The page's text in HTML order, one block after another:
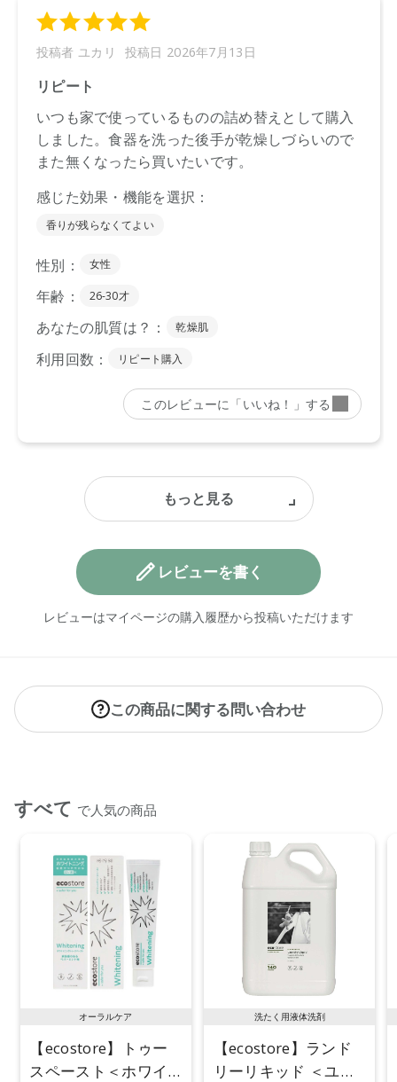
レビューを書く
レビューはマイページの購入履歴から投稿いただけます
この商品に関する問い合わせ
すべて で人気の商品
オーラルケア
【ecostore】トゥー
スペースト＜ホワイ
洗たく用液体洗剤
【ecostore】ランド
リーリキッド ＜ユー